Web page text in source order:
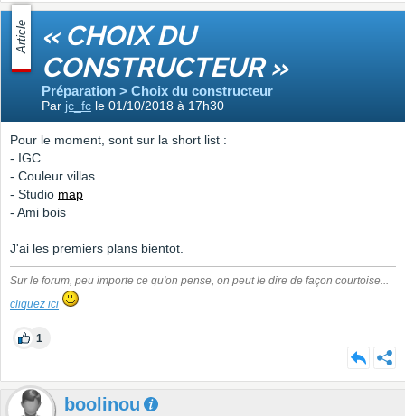
Article « CHOIX DU
CONSTRUCTEUR »
Préparation > Choix du constructeur
Par jc_fc le 01/10/2018 à 17h30
Pour le moment, sont sur la short list :
- IGC
- Couleur villas
- Studio map
- Ami bois
J'ai les premiers plans bientot.
Sur le forum, peu importe ce qu'on pense, on peut le dire de façon courtoise...
cliquez ici
1
boolinou